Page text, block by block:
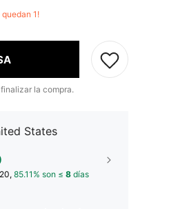
quedan 1!
la compra.
States
85.11% son ≤ 8 días